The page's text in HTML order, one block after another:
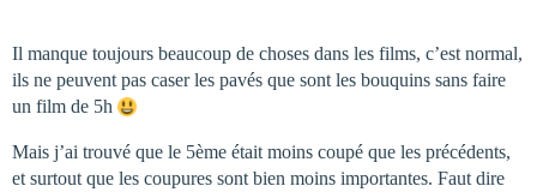
Il manque toujours beaucoup de choses dans les films, c’est normal,
ils ne peuvent pas caser les pavés que sont les bouquins sans faire
un film de 5h
Mais j’ai trouvé que le 5ème était moins coupé que les précédents,
et surtout que les coupures sont bien moins importantes. Faut dire